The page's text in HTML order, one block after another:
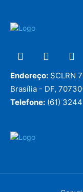
Endereço: SCLRN
Brasília - DF,
Telefone: (61)